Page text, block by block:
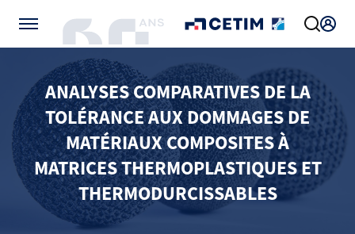
ANALYSES COMPARATIVES DE LA
TOLÉRANCE AUX DOMMAGES DE
MATÉRIAUX COMPOSITES À
MATRICES THERMOPLASTIQUES ET
THERMODURCISSABLES